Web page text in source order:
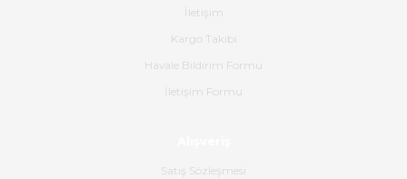
poşetlerle gönderim yapıyorlar.
İletişim
Kargo Takibi
Havale Bildirim Formu
İletişim Formu
Satış Sözleşmesi